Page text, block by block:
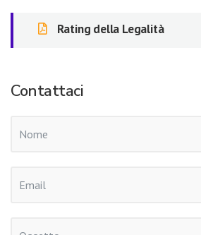
Rating della Legalità
Contattaci